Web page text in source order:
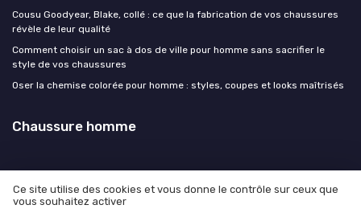
Cousu Goodyear, Blake, collé : ce que la fabrication de vos chaussures
révèle de leur qualité
Comment choisir un sac à dos de ville pour homme sans sacrifier le
style de vos chaussures
Oser la chemise colorée pour homme : styles, coupes et looks maîtrisés
Chaussure homme
Ce site utilise des cookies et vous donne le contrôle sur ceux que
vous souhaitez activer